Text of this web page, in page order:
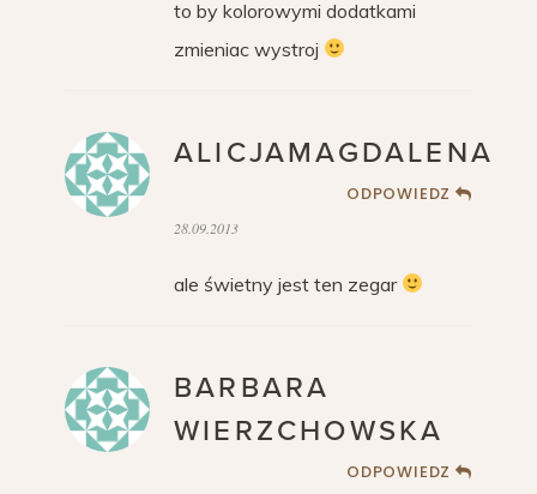
to by kolorowymi dodatkami
zmieniac wystroj
ALICJAMAGDALENA
ODPOWIEDZ
28.09.2013
ale świetny jest ten zegar
BARBARA
WIERZCHOWSKA
ODPOWIEDZ